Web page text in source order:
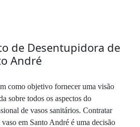
de Desentupidora de
André
como objetivo fornecer uma visão
sobre todos os aspectos do
de vasos sanitários. Contratar
em Santo André é uma decisão